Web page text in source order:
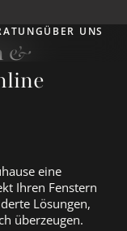
ÜBER UNS
&
eine
Ihren Fenstern
Lösungen,
überzeugen.